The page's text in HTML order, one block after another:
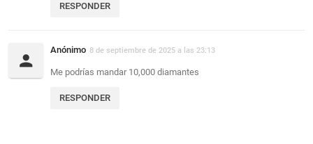
RESPONDER
Anónimo 8 de septiembre de 2025 a las 23:13
Me podrías mandar 10,000 diamantes
RESPONDER